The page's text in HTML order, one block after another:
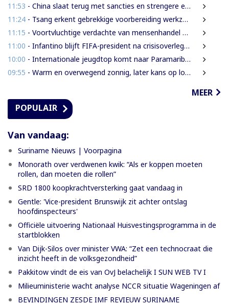
11:53 - China slaat terug met sancties en strengere exportregels in handelsconflict met VS
11:24 - Tsang erkent gebrekkige voorbereiding werkzaamheden Domineestraat
11:15 - Voortvluchtige verdachte van mensenhandel uitgeleverd door Guyana
11:00 - Infantino blijft FIFA-president na crisisoverleg en biedt excuses aan
10:00 - Internationale jeugdtop komt naar Paramaribo voor BAITALI COTECC U14 Tennis Cup
09:55 - Warm en overwegend zonnig, later kans op lokale onweersbuien
MEER
POPULAIR
Van vandaag:
Suriname Nieuws | Voorpagina
Monorath over verdwenen kwik: “Als er koppen moeten
rollen, dan moeten die rollen”
SRD 1800 koopkrachtversterking gaat vandaag in
Gentle: 'Vice-president Brunswijk zit achter ontslag
hoofdinspecteurs'
Officiële uitvoering Nationaal Huisvestingsprogramma in de
startblokken
Van Dijk-Silos over minister VWA: “Zet een technocraat die
inzicht heeft in de volksgezondheid”
Pakkitow vindt de eis van OvJ belachelijk I SUN WEB TV I
Milieuministerie wacht analyse NCCR situatie Wageningen af
BEVINDINGEN ZESDE IMF REVIEUW SURINAME